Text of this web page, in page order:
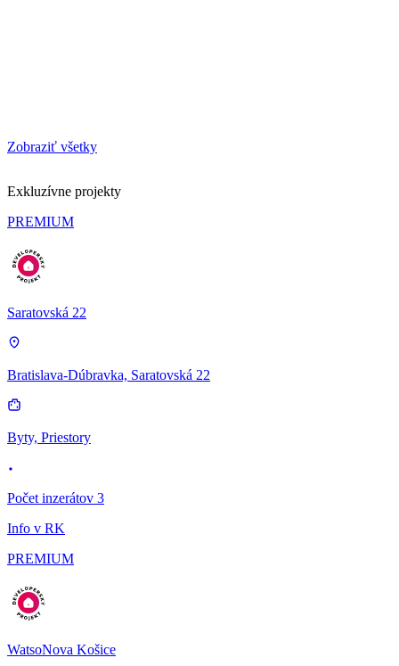
Zobraziť všetky
Exkluzívne projekty
PREMIUM
Saratovská 22
Bratislava-Dúbravka, Saratovská 22
Byty, Priestory
Počet inzerátov 3
Info v RK
PREMIUM
WatsoNova Košice